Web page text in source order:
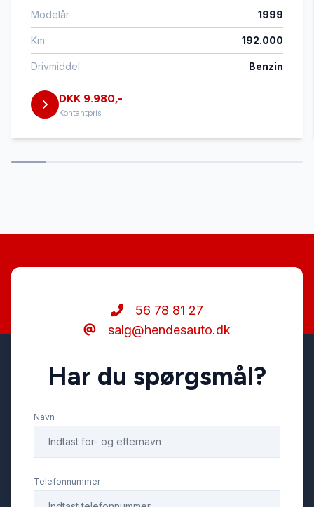
Modelår 1999
Km 192.000
Drivmiddel Benzin
DKK 9.980,-
Kontantpris
56 78 81 27
salg@hendesauto.dk
Har du spørgsmål?
Navn
Telefonnummer